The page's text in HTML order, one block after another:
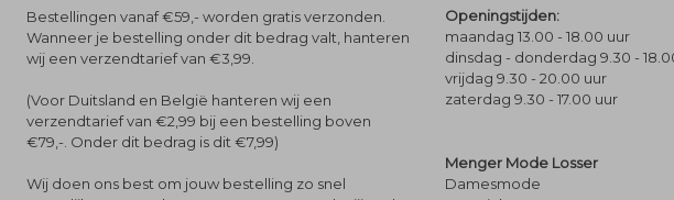
Bestellingen vanaf €59,- worden gratis verzonden.
Wanneer je bestelling onder dit bedrag valt, hanteren
wij een verzendtarief van €3,99.
(Voor Duitsland en België hanteren wij een
verzendtarief van €2,99 bij een bestelling boven
€79,-. Onder dit bedrag is dit €7,99)
Wij doen ons best om jouw bestelling zo snel
Openingstijden:
maandag 13.00 - 18.00 uur
dinsdag - donderdag 9.30 -
vrijdag 9.30 - 20.00 uur
zaterdag 9.30 - 17.00 uur
Menger Mode Losser
Damesmode